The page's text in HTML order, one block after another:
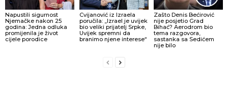
Napustili sigurnost
Njemačke nakon 25
godina: Jedna odluka
promijenila je život
cijele porodice
Cvijanović iz Izraela
poručila: „Izrael je uvijek
bio veliki prijatelj Srpke,
Uvijek spremni da
branimo njene interese“
Zašto Denis Bećirović
nije posjetio Grad
Bihać? Aerodrom bio
tema razgovora,
sastanka sa Sedićem
nije bilo